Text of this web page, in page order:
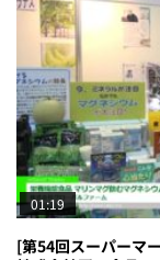
01:19
[第54回スーパーマ